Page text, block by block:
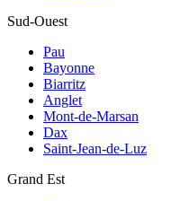
Sud-Ouest
Pau
Bayonne
Biarritz
Anglet
Mont-de-Marsan
Dax
Saint-Jean-de-Luz
Grand Est